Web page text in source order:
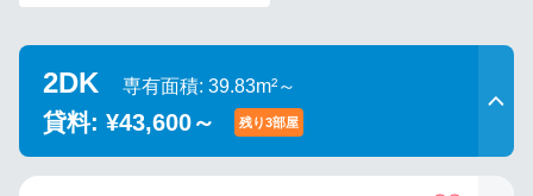
2DK 専有面積: 39.83m²～
貸料: ¥43,600～ 残り3部屋